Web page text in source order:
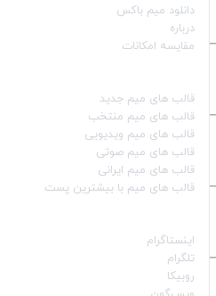
دانلود میم باکس
درباره
مقایسه امکانات
قالب‌ های میم جدید
قالب‌ های میم منتخب
قالب‌ های میم ویدیویی
قالب‌ های میم صوتی
قالب‌ های میم ایرانی
قالب‌ های میم با بیشترین پست
اینستاگرام
تلگرام
روبیکا